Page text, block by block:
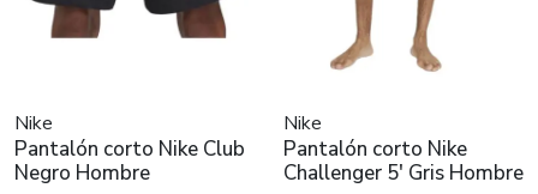
Nike
Pantalón corto Nike Club
Negro Hombre
Nike
Pantalón corto Nike
Challenger 5' Gris Hombre